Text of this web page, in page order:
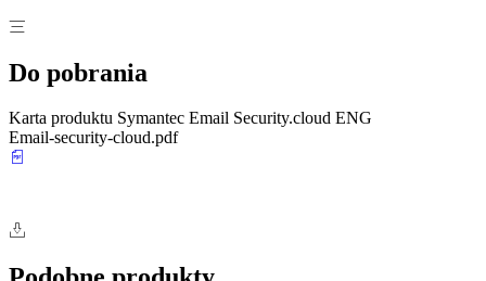
Do pobrania
Karta produktu Symantec Email Security.cloud ENG
Email-security-cloud.pdf